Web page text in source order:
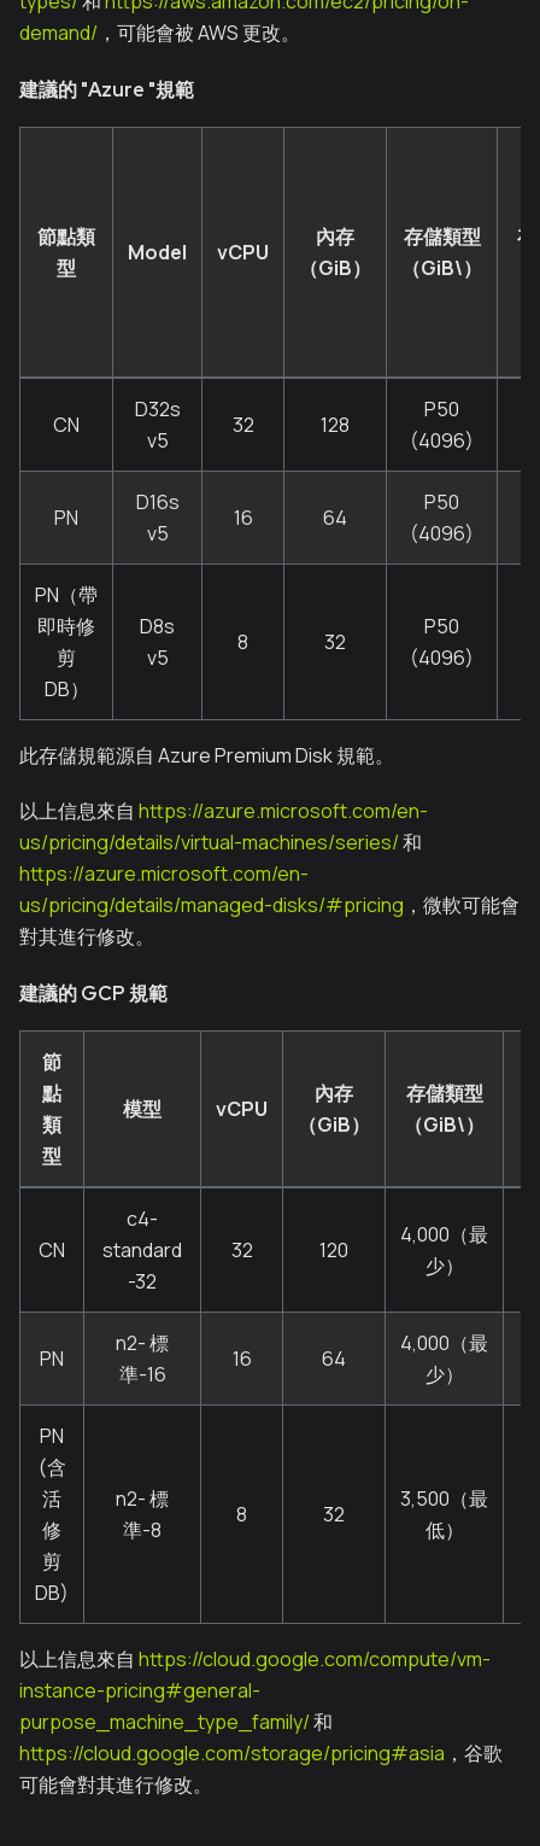
demand/ ，可能會被 AWS 更改。
建議的 "Azure "規範
節點類
型
Model vCPU
內存
（GiB）
存儲類型
（GiB\）
CN
D32s
v5
32 128
P50
(4096)
PN
D16s
v5
16 64
P50
(4096)
PN（帶
即時修
剪
DB）
D8s
v5
8 32
P50
(4096)
此存儲規範源自 Azure Premium Disk 規範。
以上信息來自 https://azure.microsoft.com/en-
us/pricing/details/virtual-machines/series/和
https://azure.microsoft.com/en-
us/pricing/details/managed-disks/#pricing ，微軟可能會
對其進行修改。
建議的 GCP 規範
節
點
類
型
模型 vCPU
內存
（GiB）
存儲類型
（GiB\）
CN
c4-
standard
-32
32 120
4,000（最
少）
PN
n2- 標
準-16
16 64
4,000（最
少）
PN
(含
活
修
剪
DB)
n2- 標
準-8
8 32
3,500（最
低）
以上信息來自 https://cloud.google.com/compute/vm-
instance-pricing#general-
purpose_machine_type_family/和
https://cloud.google.com/storage/pricing#asia ，谷歌
可能會對其進行修改。